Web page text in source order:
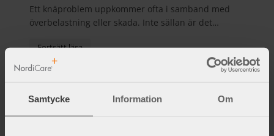
Samtycke Information Om
Ett knäproblem uppkommer ofta i samband med
överbelastning eller skada. Inte sällan är det
som blir sk...